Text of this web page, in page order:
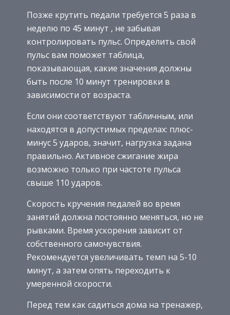
Позже крутить педали требуется 5 раза в
неделю по 45 минут , не забывая
контролировать пульс. Определить свой
пульс вам поможет таблица,
показывающая, какие значения должны
быть после 10 минут тренировки в
зависимости от возраста.
Если они соответствуют табличным, или
находятся в допустимых пределах: плюс-
минус 5 ударов, значит, нагрузка задана
правильно. Активное сжигание жира
возможно только при частоте пульса
свыше 110 ударов.
Скорость кручения педалей во время
занятий должна постоянно меняться, но не
рывками. Время ускорения зависит от
собственного самочувствия.
Рекомендуется увеличивать темп на 5-10
минут, а затем опять переходить к
умеренной скорости.
Перед тем как садиться дома на тренажер,